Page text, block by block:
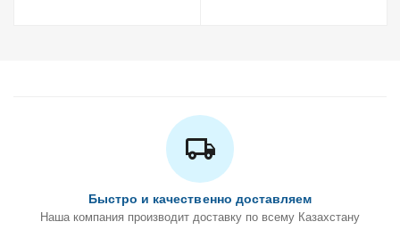
Быстро и качественно доставляем
Наша компания производит доставку по всему Казахстану